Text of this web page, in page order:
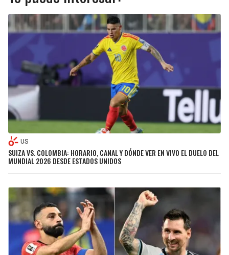
US
SUIZA VS. COLOMBIA: HORARIO, CANAL Y DÓNDE VER EN VIVO EL DUELO DEL
MUNDIAL 2026 DESDE ESTADOS UNIDOS